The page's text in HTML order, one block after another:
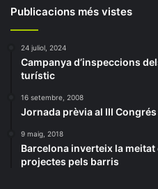
Publicacions més vistes
24 juliol, 2024
Campanya d’inspeccions
turístic
16 setembre, 2008
Jornada prèvia al III
9 maig, 2018
Barcelona inverteix la
projectes pels barris